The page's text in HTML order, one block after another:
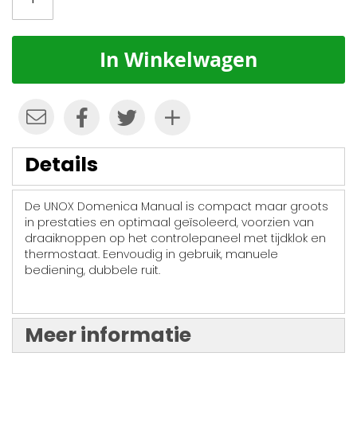
In Winkelwagen
Details
De UNOX Domenica Manual is compact maar groots
in prestaties en optimaal geïsoleerd, voorzien van
draaiknoppen op het controlepaneel met tijdklok en
thermostaat. Eenvoudig in gebruik, manuele
bediening, dubbele ruit.
Meer informatie